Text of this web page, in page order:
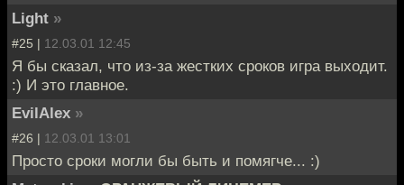
Light »
#25 | 12.03.01 12:45
Я бы сказал, что из-за жестких сроков игра выходит.
:) И это главное.
EvilAlex »
#26 | 12.03.01 13:01
Просто сроки могли бы быть и помягче... :)